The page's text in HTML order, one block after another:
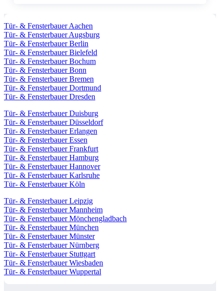
Tür- & Fensterbauer Aachen
Tür- & Fensterbauer Augsburg
Tür- & Fensterbauer Berlin
Tür- & Fensterbauer Bielefeld
Tür- & Fensterbauer Bochum
Tür- & Fensterbauer Bonn
Tür- & Fensterbauer Bremen
Tür- & Fensterbauer Dortmund
Tür- & Fensterbauer Dresden
Tür- & Fensterbauer Duisburg
Tür- & Fensterbauer Düsseldorf
Tür- & Fensterbauer Erlangen
Tür- & Fensterbauer Essen
Tür- & Fensterbauer Frankfurt
Tür- & Fensterbauer Hamburg
Tür- & Fensterbauer Hannover
Tür- & Fensterbauer Karlsruhe
Tür- & Fensterbauer Köln
Tür- & Fensterbauer Leipzig
Tür- & Fensterbauer Mannheim
Tür- & Fensterbauer Mönchengladbach
Tür- & Fensterbauer München
Tür- & Fensterbauer Münster
Tür- & Fensterbauer Nürnberg
Tür- & Fensterbauer Stuttgart
Tür- & Fensterbauer Wiesbaden
Tür- & Fensterbauer Wuppertal